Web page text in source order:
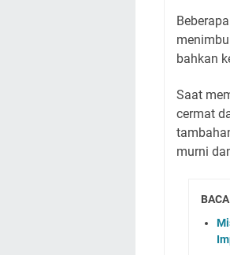
bahkan
Saat
cermat
murni